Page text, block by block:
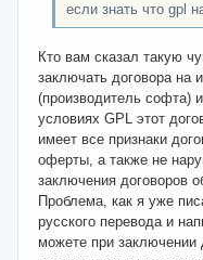
если знать что gpl
Кто вам сказал такую
заключать договора на
(производитель софта)
условиях GPL этот
имеет все признаки
оферты, а также не
заключения договоров
Проблема, как я уже
русского перевода и
можете при заключении